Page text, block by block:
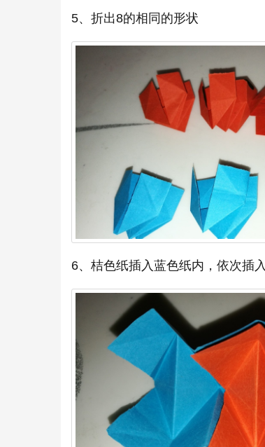
5、折出8的相同的形状
6、桔色纸插入蓝色纸内，依次插入